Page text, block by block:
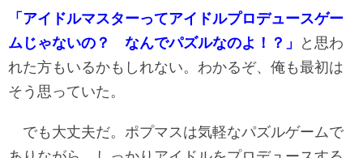
「アイドルマスターってアイドルプロデュースゲー
ムじゃないの？ なんでパズルなのよ！？」
と思わ
れた方もいるかもしれない。わかるぞ、俺も最初は
そう思っていた。
でも大丈夫だ。ポプマスは気軽なパズルゲームで